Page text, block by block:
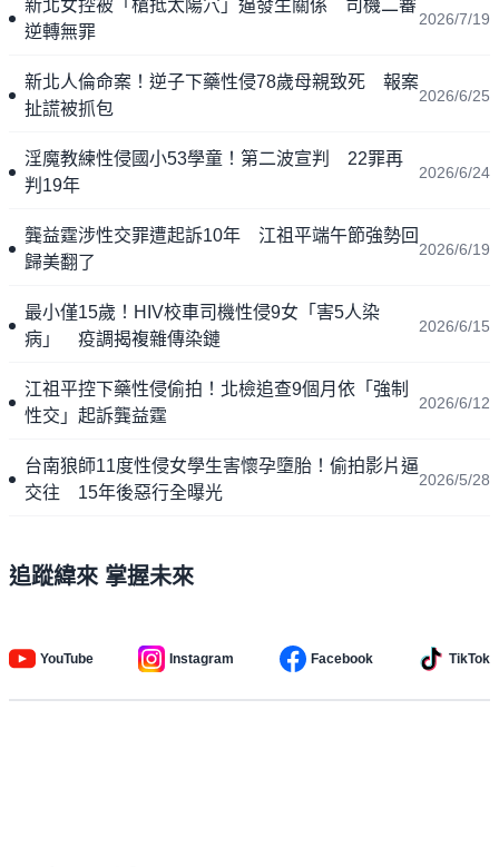
新北女控被「槍抵太陽穴」逼發生關係 司機二審
逆轉無罪
2026/7/19
新北人倫命案！逆子下藥性侵78歲母親致死 報案
扯謊被抓包
2026/6/25
淫魔教練性侵國小53學童！第二波宣判 22罪再
判19年
2026/6/24
龔益霆涉性交罪遭起訴10年 江祖平端午節強勢回
歸美翻了
2026/6/19
最小僅15歲！HIV校車司機性侵9女「害5人染
病」 疫調揭複雜傳染鏈
2026/6/15
江祖平控下藥性侵偷拍！北檢追查9個月依「強制
性交」起訴龔益霆
2026/6/12
台南狼師11度性侵女學生害懷孕墮胎！偷拍影片逼
交往 15年後惡行全曝光
2026/5/28
追蹤緯來 掌握未來
YouTube Instagram Facebook TikTok